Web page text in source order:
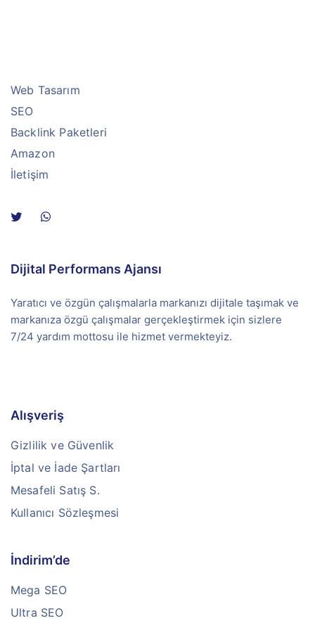
Web Tasarım
SEO
Backlink Paketleri
Amazon
İletişim
Dijital Performans Ajansı
Yaratıcı ve özgün çalışmalarla markanızı dijitale taşımak ve
markanıza özgü çalışmalar gerçekleştirmek için sizlere
7/24 yardım mottosu ile hizmet vermekteyiz.
Alışveriş
Gizlilik ve Güvenlik
İptal ve İade Şartları
Mesafeli Satış S.
Kullanıcı Sözleşmesi
İndirim’de
Mega SEO
Ultra SEO